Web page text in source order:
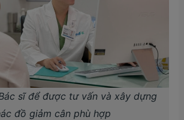
sĩ để được tư vấn và xây dựng
đồ giảm cân phù hợp